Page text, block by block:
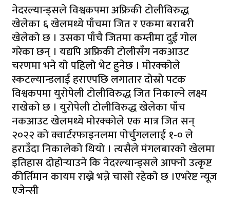
नेदरल्यान्ड्सले विश्वकपमा अफ्रिकी टोलीविरुद्ध
खेलेका ६ खेलमध्ये पाँचमा जित र एकमा बराबरी
खेलेको छ । उसका पाँचै जितमा कम्तीमा दुई गोल
गरेका छन् । यद्यपि अफ्रिकी टोलीसँग नकआउट
चरणमा भने यो पहिलो भेट हुनेछ । मोरक्कोले
स्कटल्यान्डलाई हराएपछि लगातार दोस्रो पटक
विश्वकपमा युरोपेली टोलीविरुद्ध जित निकाल्ने लक्ष्य
राखेको छ । युरोपेली टोलीविरुद्ध खेलेका पाँच
नकआउट खेलमध्ये मोरक्कोले एक मात्र जित सन्
२०२२ को क्वार्टरफाइनलमा पोर्चुगललाई १-० ले
हराउँदा निकालेको थियो । त्यसैले मंगलबारको खेलमा
इतिहास दोहोर्‍याउने कि नेदरल्यान्ड्सले आफ्नो उत्कृष्ट
कीर्तिमान कायम राख्ने भन्ने चासो रहेको छ ।एभरेष्ट न्यूज
एजेन्सी